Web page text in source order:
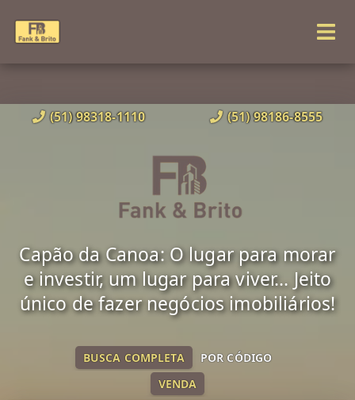
(51) 98318-1110 (51) 98186-8555
Capão da Canoa: O lugar para morar
e investir, um lugar para viver... Jeito
único de fazer negócios imobiliários!
VENDA
BUSCA COMPLETA POR CÓDIGO